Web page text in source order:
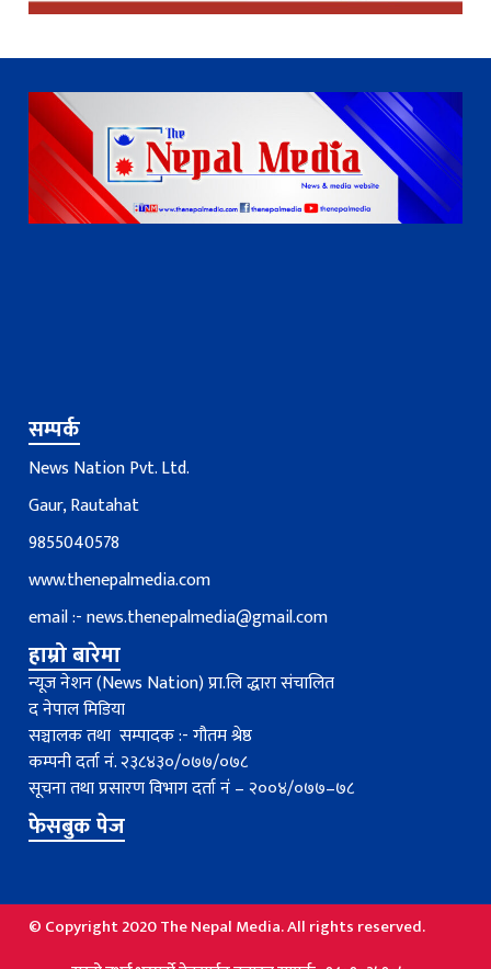
सम्पर्क
News Nation Pvt. Ltd.
Gaur, Rautahat
9855040578
www.thenepalmedia.com
email :-news.thenepalmedia@gmail.com
हाम्रो बारेमा
न्यूज नेशन (News Nation) प्रा.लि द्धारा संचालित
द नेपाल मिडिया
सञ्चालक तथा सम्पादक :- गौतम श्रेष्ठ
कम्पनी दर्ता नं. २३८४३०/०७७/०७८
सूचना तथा प्रसारण विभाग दर्ता नंं – २००४/०७७–७८
फेसबुक पेज
© Copyright 2020 The Nepal Media. All rights reserved.